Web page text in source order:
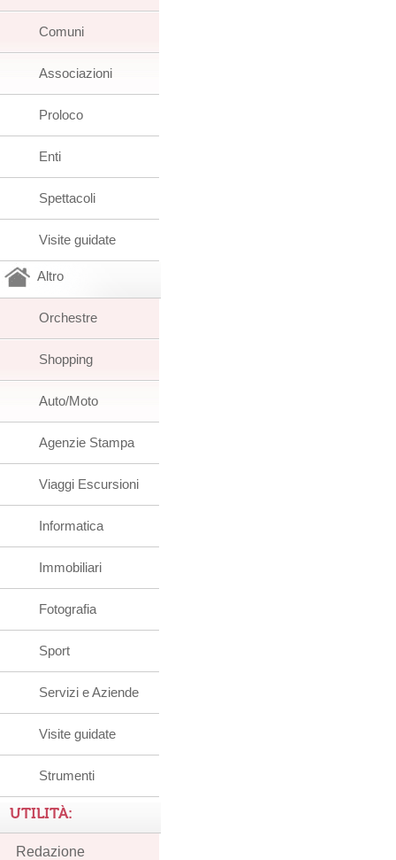
Comuni
Associazioni
Proloco
Enti
Spettacoli
Visite guidate
Altro
Orchestre
Shopping
Auto/Moto
Agenzie Stampa
Viaggi Escursioni
Informatica
Immobiliari
Fotografia
Sport
Servizi e Aziende
Visite guidate
Strumenti
UTILITÀ:
Redazione